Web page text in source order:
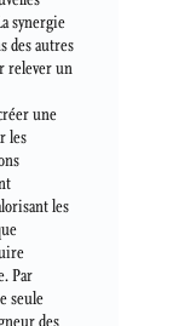
synergie
des autres
relever un
une
les
les
Par
seule
des